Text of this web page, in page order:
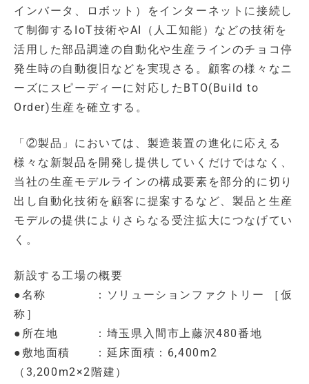
インバータ、ロボット）をインターネットに接続し
て制御するIoT技術やAI（人工知能）などの技術を
活用した部品調達の自動化や生産ラインのチョコ停
発生時の自動復旧などを実現さる。顧客の様々なニ
ーズにスピーディーに対応したBTO(Build to
Order)生産を確立する。
「②製品」においては、製造装置の進化に応える
様々な新製品を開発し提供していくだけではなく、
当社の生産モデルラインの構成要素を部分的に切り
出し自動化技術を顧客に提案するなど、製品と生産
モデルの提供によりさらなる受注拡大につなげてい
く。
新設する工場の概要
●名称 ：ソリューションファクトリー ［仮
称］
●所在地 ：埼玉県入間市上藤沢480番地
●敷地⾯積 ：延床面積：6,400m2
（3,200m2×2階建）